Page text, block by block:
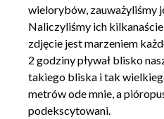
wielorybów, zauważyliśmy
Naliczyliśmy ich
zdjęcie jest marzeniem
2 godziny pływał blisko
takiego bliska i tak
metrów ode mnie, a
podekscytowani.